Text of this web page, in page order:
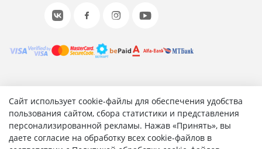
Сайт использует cookie-файлы для обеспечения удобства
пользования сайтом, сбора статистики и представления
персонализированной рекламы. Нажав «Принять», вы
даете согласие на обработку всех cookie-файлов в
© 2001-2026 «Битрикс», «1С-Битрикс». Работает на 1С-
Битрикс: Управление сайтом.
Согласие на обработку персональных данных
Отзыв согласия на обработку персональных данных